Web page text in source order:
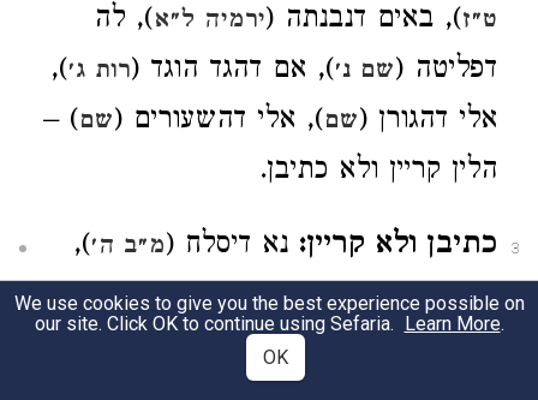
ט״ז), באים דנבנתה (ירמיה ל״א), לה
דפליטה (שם נ׳), אם דהגד הוגד (רות ג׳),
אלי דהגורן (שם), אלי דהשעורים (שם) –
הלין קריין ולא כתיבן.
3 כתיבן ולא קריין: נא דיסלח (מ״ב ה׳),
זאת דהמצוה (דברים ו׳), ידרך דהדורך
), חמש דפאת נגב (
We use cookies to give you the best experience possible on
our site. Click OK to continue using Sefaria. Learn More.
OK